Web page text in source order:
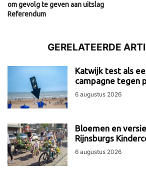
om gevolg te geven aan uitslag
Referendum
GERELATEERDE
Katwijk test als
campagne tegen
6 augustus 2026
Bloemen en
Rijnsburgs
6 augustus 2026